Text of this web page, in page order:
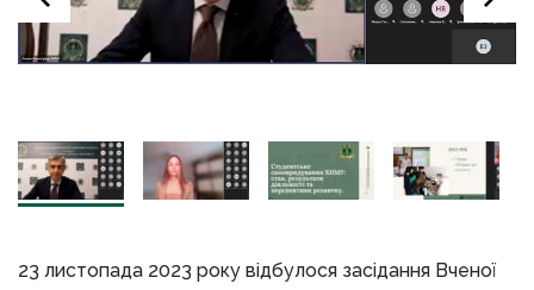
23 листопада 2023 року відбулося засідання Вченої